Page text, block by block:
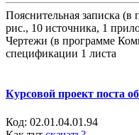
Пояснительная записка (в
рис., 10 источника, 1
Чертежи (в программе
спецификации 1 листа
Курсовой проект поста
Код: 02.01.04.01.94